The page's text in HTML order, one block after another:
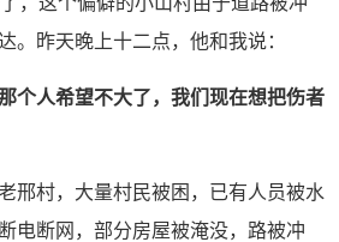
。昨天晚上十二点，他和我说：
个人希望不大了，我们现在想把伤者
邢村，大量村民被困，已有人员被水
电断网，部分房屋被淹没，路被冲